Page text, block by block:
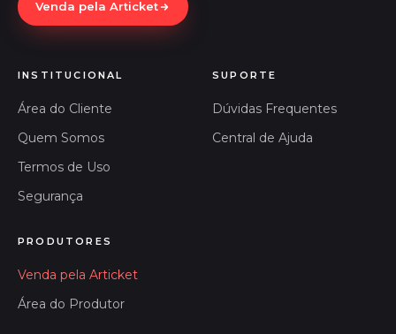
Venda pela Articket
INSTITUCIONAL
Área do Cliente
Quem Somos
Termos de Uso
Segurança
SUPORTE
Dúvidas Frequentes
Central de Ajuda
PRODUTORES
Venda pela Articket
Área do Produtor